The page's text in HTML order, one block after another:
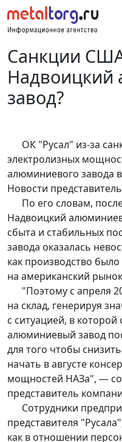
Санкции
завод?
ОК "Русал" из-за
электролизных
алюминиевого завода
Новости
По его словам,
Надвоицкий
сбыта и стабильных
завода оказалась
как производство
на американский
"Поэтому с апреля
на склад, генерируя
с ситуацией, в
алюминиевый завод
для того чтобы
начать в августе
мощностей НАЗа", —
представитель
Сотрудники
представителя
как в отношении